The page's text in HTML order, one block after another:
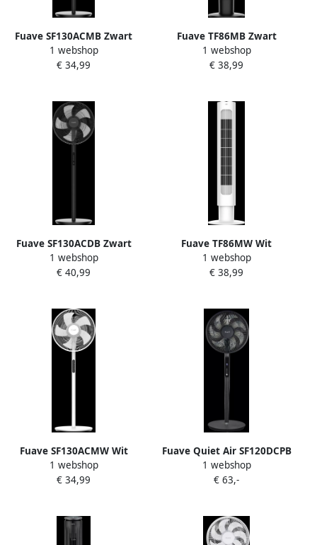
Fuave SF130ACMB Zwart
1 webshop
€ 34,99
Fuave TF86MB Zwart
1 webshop
€ 38,99
Fuave SF130ACDB Zwart
1 webshop
€ 40,99
Fuave TF86MW Wit
1 webshop
€ 38,99
Fuave SF130ACMW Wit
1 webshop
€ 34,99
Fuave Quiet Air SF120DCPB
Zwart
1 webshop
€ 63,-